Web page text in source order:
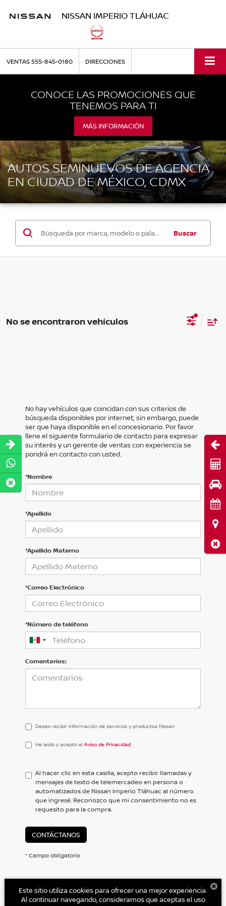
NISSAN IMPERIO TLÁHUAC
VENTAS555-845-0180 DIRECCIONES
CONOCE LAS PROMOCIONES QUE
TENEMOS PARA TI
MÁS INFORMACIÓN
AUTOS SEMINUEVOS DE AGENCIA
EN CIUDAD DE MÉXICO, CDMX
Buscar
No se encontraron vehículos
No hay vehículos que coincidan con sus criterios de
búsqueda disponibles por internet; sin embargo, puede
ser que haya disponible en el concesionario. Por favor
llene el siguiente formulario de contacto para expresar
su interés y un gerente de ventas con experiencia se
pondrá en contacto con usted.
*Nombre
*Apellido
*Apellido Materno
*Correo Electrónico
*Número de teléfono
Comentarios:
Deseo recibir información de servicios y productos Nissan
He
acepto
href='/privacy.aspx'
target='_blank'>Aviso
He leído y acepto el Aviso de Privacidad
Al hacer clic en esta casilla, acepto recibir llamadas y
mensajes de texto de telemercadeo en persona o
automatizados de Nissan Imperio Tláhuac al número
que ingresé. Reconozco que mi consentimiento no es
requesito para la compra.
CONTÁCTANOS
* Campo obligatorio
Este sitio utiliza cookies para ofrecer una mejor experiencia.
Al continuar navegando, consideramos que aceptas el uso